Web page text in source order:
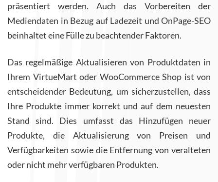
präsentiert werden. Auch das Vorbereiten der
Mediendaten in Bezug auf Ladezeit und OnPage-SEO
beinhaltet eine Fülle zu beachtender Faktoren.
Das regelmäßige Aktualisieren von Produktdaten in
Ihrem VirtueMart oder WooCommerce Shop ist von
entscheidender Bedeutung, um sicherzustellen, dass
Ihre Produkte immer korrekt und auf dem neuesten
Stand sind. Dies umfasst das Hinzufügen neuer
Produkte, die Aktualisierung von Preisen und
Verfügbarkeiten sowie die Entfernung von veralteten
oder nicht mehr verfügbaren Produkten.